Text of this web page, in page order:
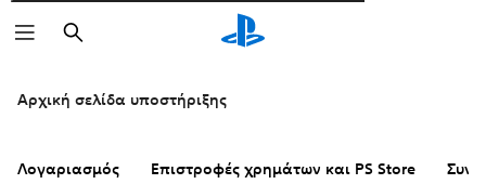
Αναζήτηση
Αρχική σελίδα υποστήριξης
Λογαριασμός Επιστροφές χρημάτων και PS Store